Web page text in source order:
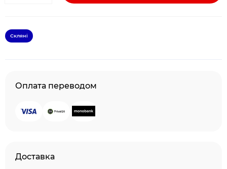
Скляні
Оплата переводом
Доставка